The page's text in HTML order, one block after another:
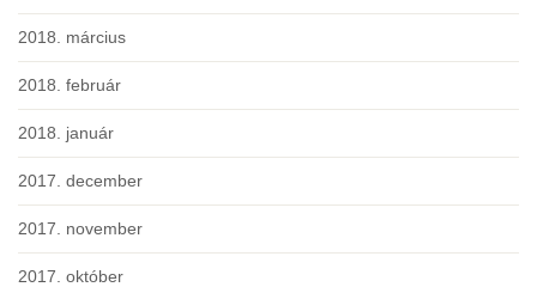
2018. március
2018. február
2018. január
2017. december
2017. november
2017. október